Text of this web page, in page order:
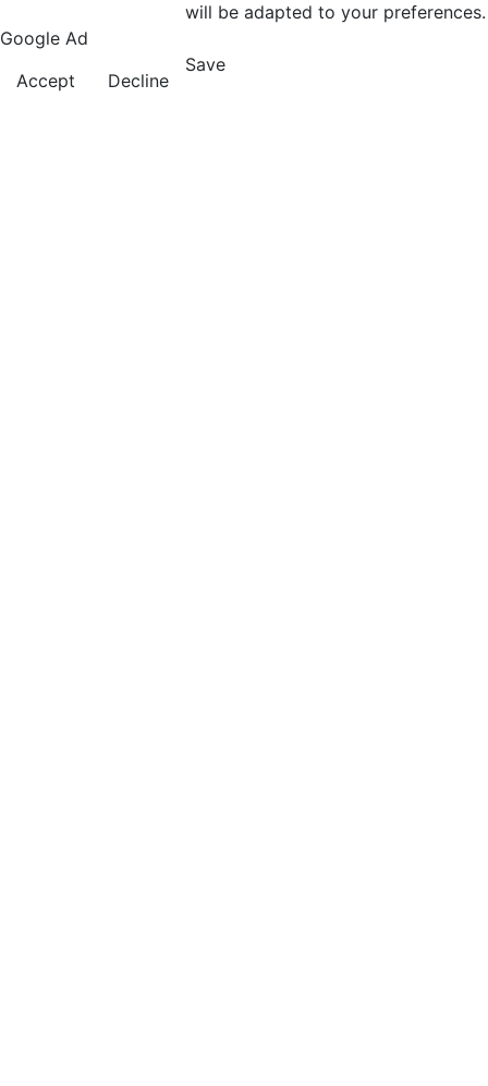
will be adapted to your preferences.
Google Ad
Accept
Decline
Save